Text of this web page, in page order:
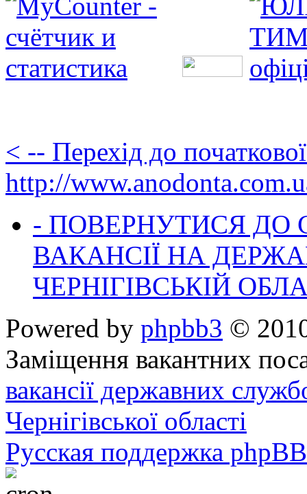
< -- Перехід до
http://
- ПОВЕРНУТИСЯ ДО
ВАКАНСІЇ НА
ЧЕРНІГІВСЬКІЙ
Powered by phpbb3 ©
Заміщення вакантних
вакансії державних
Чернігівської області
Русская поддержка phpBB